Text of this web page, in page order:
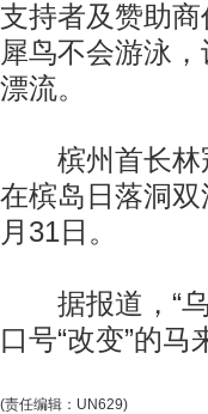
支持者及赞助
犀鸟不会游泳
漂流。
槟州首长林冠
在槟岛日落洞
月31日。
据报道，“乌
口号“改变”的马
(责任编辑：UN629)